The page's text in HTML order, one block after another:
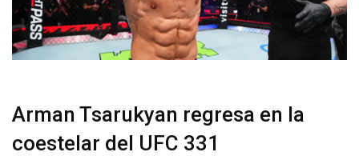
Arman Tsarukyan regresa en la
coestelar del UFC 331